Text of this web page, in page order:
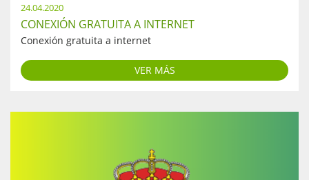
24.04.2020
CONEXIÓN GRATUITA A INTERNET
Conexión gratuita a internet
VER MÁS